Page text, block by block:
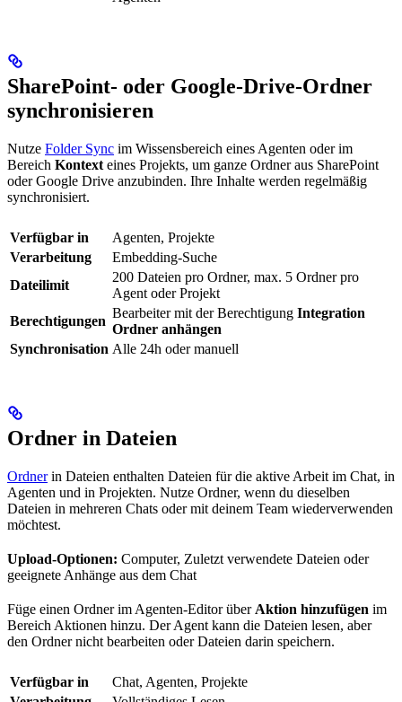
SharePoint- oder Google-Drive-Ordner
synchronisieren
Nutze Folder Sync im Wissensbereich eines Agenten oder im
Bereich Kontext eines Projekts, um ganze Ordner aus SharePoint
oder Google Drive anzubinden. Ihre Inhalte werden regelmäßig
synchronisiert.
Verfügbar in
Agenten, Projekte
Verarbeitung
Embedding-Suche
Dateilimit
200 Dateien pro Ordner, max. 5 Ordner pro
Agent oder Projekt
Berechtigungen
Bearbeiter mit der Berechtigung Integration
Ordner anhängen
Synchronisation Alle 24h oder manuell
Ordner in Dateien
Ordnerin Dateien enthalten Dateien für die aktive Arbeit im Chat, in
Agenten und in Projekten. Nutze Ordner, wenn du dieselben
Dateien in mehreren Chats oder mit deinem Team wiederverwenden
möchtest.
Upload-Optionen: Computer, Zuletzt verwendete Dateien oder
geeignete Anhänge aus dem Chat
Füge einen Ordner im Agenten-Editor über Aktion hinzufügen im
Bereich Aktionen hinzu. Der Agent kann die Dateien lesen, aber
den Ordner nicht bearbeiten oder Dateien darin speichern.
Verfügbar in
Chat, Agenten, Projekte